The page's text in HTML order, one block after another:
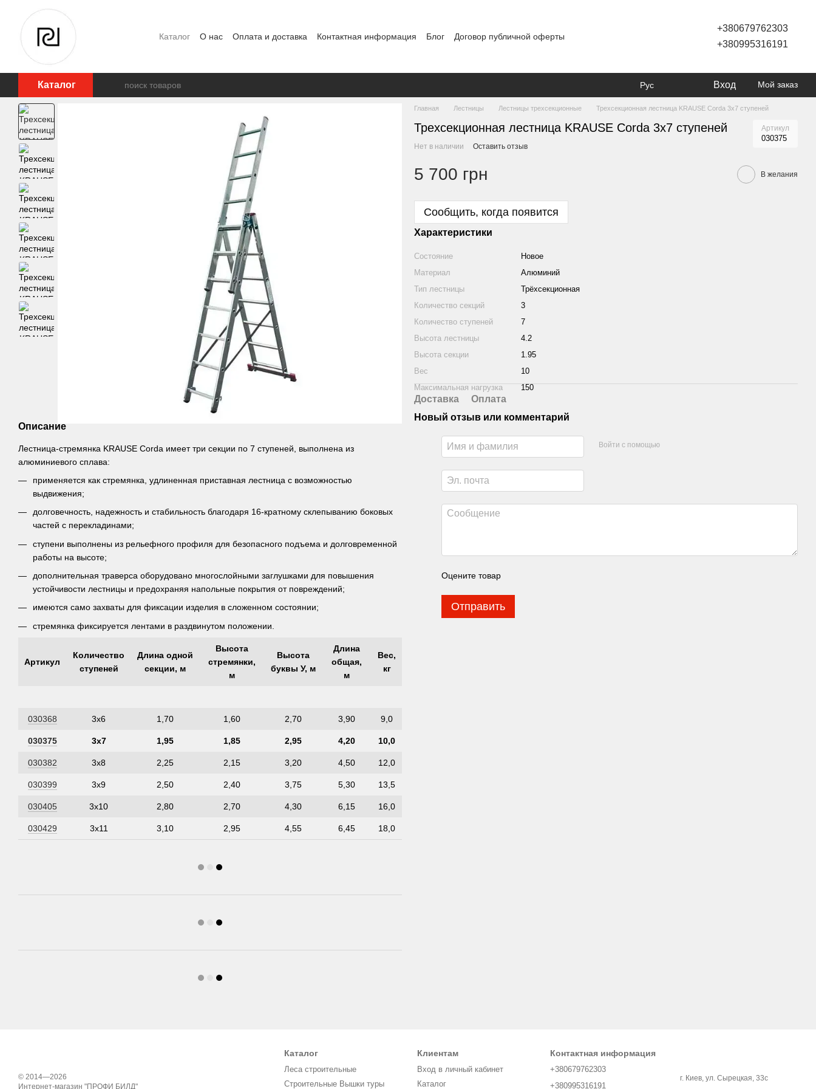
Перейти к основному контенту
Каталог О нас Оплата и доставка Контактная информация Блог
Договор публичной оферты
+380679762303
+380995316191
Каталог Рус Вход Мой заказ
Описание
Лестница-стремянка KRAUSE Corda имеет три секции по 7 ступеней, выполнена из
алюминиевого сплава:
применяется как стремянка, удлиненная приставная лестница с возможностью
выдвижения;
долговечность, надежность и стабильность благодаря 16-кратному склепыванию боковых
частей с перекладинами;
ступени выполнены из рельефного профиля для безопасного подъема и долговременной
работы на высоте;
дополнительная траверса оборудовано многослойными заглушками для повышения
устойчивости лестницы и предохраняя напольные покрытия от повреждений;
имеются само захваты для фиксации изделия в сложенном состоянии;
стремянка фиксируется лентами в раздвинутом положении.
Артикул
Количество
ступеней
Длина одной
секции, м
Высота
стремянки,
м
Высота
буквы У, м
Длина
общая,
м
Вес,
кг
030368 3х6 1,70 1,60 2,70 3,90 9,0
030375 3х7 1,95 1,85 2,95 4,20 10,0
030382 3х8 2,25 2,15 3,20 4,50 12,0
030399 3х9 2,50 2,40 3,75 5,30 13,5
030405 3х10 2,80 2,70 4,30 6,15 16,0
030429 3х11 3,10 2,95 4,55 6,45 18,0
Главная Лестницы Лестницы трехсекционные Трехсекционная лестница KRAUSE Corda 3x7 ступеней
Трехсекционная лестница KRAUSE Corda 3x7 ступеней Артикул
030375
Нет в наличии Оставить отзыв
5 700 грн В желания
Сообщить, когда появится
Характеристики
Состояние
Новое
Материал
Алюминий
Тип лестницы
Трёхсекционная
Количество секций
3
Количество ступеней
7
Высота лестницы
4.2
Высота секции
1.95
Вес
10
Максимальная нагрузка
150
Доставка
Оплата
Новый отзыв или комментарий
Войти с помощью
Оцените товар
Отправить
© 2014—2026
Интернет-магазин "ПРОФИ БИЛД"
Каталог
Леса строительные
Строительные Вышки туры
Клиентам
Вход в личный кабинет
Каталог
Контактная информация
+380679762303
+380995316191
г. Киев, ул. Сырецкая, 33с